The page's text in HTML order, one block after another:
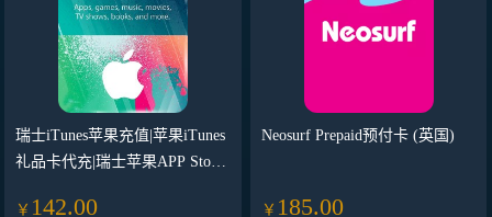
瑞士iTunes苹果充值|苹果iTunes
礼品卡代充|瑞士苹果APP Store
￥ 142.00
Neosurf Prepaid预付卡 (英国)
￥ 185.00